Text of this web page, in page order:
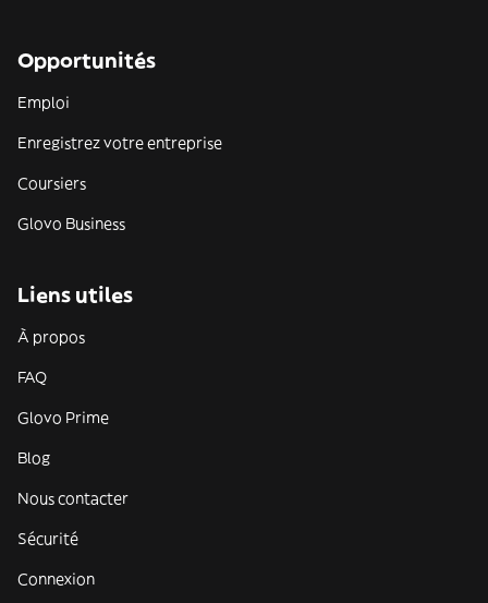
Opportunités
Emploi
Enregistrez votre entreprise
Coursiers
Glovo Business
Liens utiles
À propos
FAQ
Glovo Prime
Blog
Nous contacter
Sécurité
Connexion